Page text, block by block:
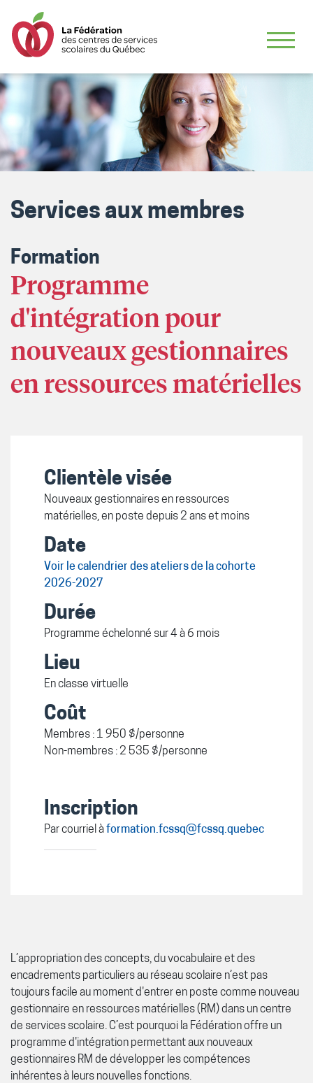
Services aux membres
Formation
Programme
d'intégration pour
nouveaux gestionnaires
en ressources matérielles
Clientèle visée
Nouveaux gestionnaires en ressources
matérielles, en poste depuis 2 ans et moins
Date
Voir le calendrier des ateliers de la cohorte
2026-2027
Durée
Programme échelonné sur 4 à 6 mois
Lieu
En classe virtuelle
Coût
Membres : 1 950 $/personne
Non-membres : 2 535 $/personne
Inscription
Par courriel àformation.fcssq@fcssq.quebec
L’appropriation des concepts, du vocabulaire et des
encadrements particuliers au réseau scolaire n’est pas
toujours facile au moment d'entrer en poste comme nouveau
gestionnaire en ressources matérielles (RM) dans un centre
de services scolaire. C’est pourquoi la Fédération offre un
programme d'intégration permettant aux nouveaux
gestionnaires RM de développer les compétences
inhérentes à leurs nouvelles fonctions.